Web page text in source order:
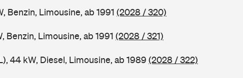
Benzin, Limousine, ab 1991 (2028 / 320)
Benzin, Limousine, ab 1991 (2028 / 321)
44 kW, Diesel, Limousine, ab 1989 (2028 / 322)